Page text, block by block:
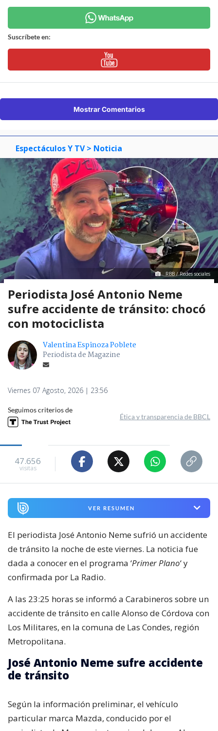
Suscríbete en:
Mostrar Comentarios
Espectáculos Y TV > Noticia
RBB / Redes sociales
Periodista José Antonio Neme
sufre accidente de tránsito: chocó
con motociclista
Valentina Espinoza Poblete
Periodista de Magazine
Viernes 07 Agosto, 2026 | 23:56
Seguimos criterios de
Ética y transparencia de BBCL
47.656
visitas
VER RESUMEN
El periodista José Antonio Neme sufrió un accidente
de tránsito la noche de este viernes. La noticia fue
dada a conocer en el programa ‘Primer Plano‘ y
confirmada por La Radio.
A las 23:25 horas se informó a Carabineros sobre un
accidente de tránsito en calle Alonso de Córdova con
Los Militares, en la comuna de Las Condes, región
Metropolitana.
José Antonio Neme sufre accidente
de tránsito
Según la información preliminar, el vehículo
particular marca Mazda, conducido por el